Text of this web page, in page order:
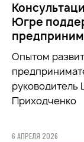
Югре
Опытом
Приходченко
6 АПРЕЛЯ 2026